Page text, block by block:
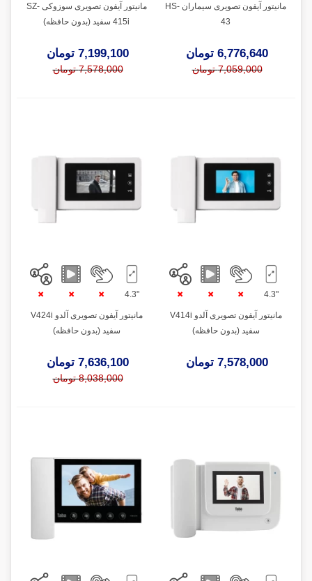
مانیتور آیفون تصویری سیماران HS-
43
6,776,640 تومان
7,059,000 تومان
مانیتور آیفون تصویری سوزوکی SZ-
415i سفید (بدون حافظه)
7,199,100 تومان
7,578,000 تومان
"4.3
مانیتور آیفون تصویری آلدو V414i
سفید (بدون حافظه)
7,578,000 تومان
"4.3
مانیتور آیفون تصویری آلدو V424i
سفید (بدون حافظه)
7,636,100 تومان
8,038,000 تومان